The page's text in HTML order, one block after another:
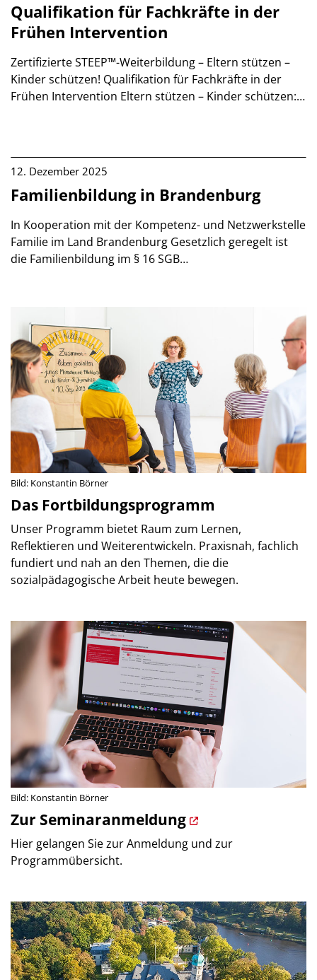
Qualifikation für Fachkräfte in der
Frühen Intervention
Zertifizierte STEEP™-Weiterbildung – Eltern stützen –
Kinder schützen! Qualifikation für Fachkräfte in der
Frühen Intervention Eltern stützen – Kinder schützen:…
12. Dezember 2025
Familienbildung in Brandenburg
In Kooperation mit der Kompetenz- und Netzwerkstelle
Familie im Land Brandenburg Gesetzlich geregelt ist
die Familienbildung im § 16 SGB…
Bild: Konstantin Börner
Das Fortbildungsprogramm
Unser Programm bietet Raum zum Lernen,
Reflektieren und Weiterentwickeln. Praxisnah, fachlich
fundiert und nah an den Themen, die die
sozialpädagogische Arbeit heute bewegen.
Bild: Konstantin Börner
Zur Seminaranmeldung
Hier gelangen Sie zur Anmeldung und zur
Programmübersicht.